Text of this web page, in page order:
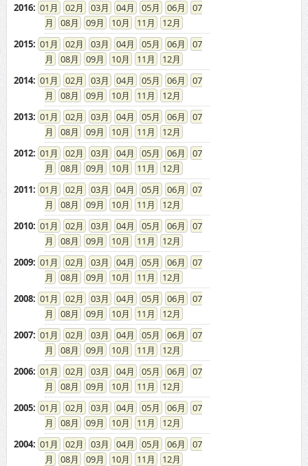
2016: 01 02 03 04 05 06
07
08
09 10 11
12
2015: 01 02 03 04 05 06
07
08
09 10 11
12
2014: 01 02 03 04 05 06
07
08
09 10 11
12
2013: 01 02 03 04 05 06
07
08
09 10 11
12
2012: 01 02 03 04 05 06
07
08
09 10 11
12
2011: 01 02 03 04 05 06
07
08
09 10 11
12
2010: 01 02 03 04 05 06
07
08
09 10 11
12
2009: 01 02 03 04 05 06
07
08
09 10 11
12
2008: 01 02 03 04 05 06
07
08
09 10 11
12
2007: 01 02 03 04 05 06
07
08
09 10 11
12
2006: 01 02 03 04 05 06
07
08
09 10 11
12
2005: 01 02 03 04 05 06
07
08
09 10 11
12
2004: 01 02 03 04 05 06
07
08
09 10 11
12